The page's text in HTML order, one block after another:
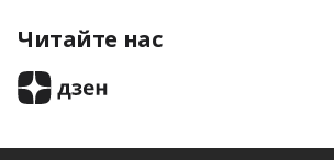
Читайте нас